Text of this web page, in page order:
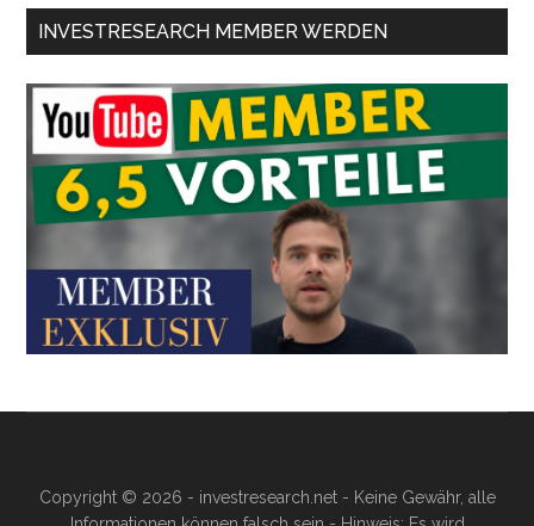
INVESTRESEARCH MEMBER WERDEN
Copyright © 2026 - investresearch.net - Keine Gewähr, alle